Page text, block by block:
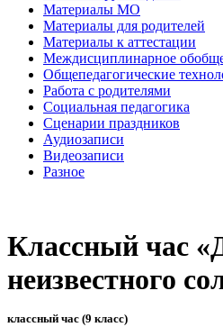
Материалы МО
Материалы для родителей
Материалы к аттестации
Междисциплинарное
Общепедагогические
Работа с родителями
Социальная педагогика
Сценарии праздников
Аудиозаписи
Видеозаписи
Разное
Классный час
неизвестного
классный час (9 класс)